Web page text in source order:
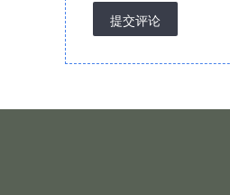
提交评论